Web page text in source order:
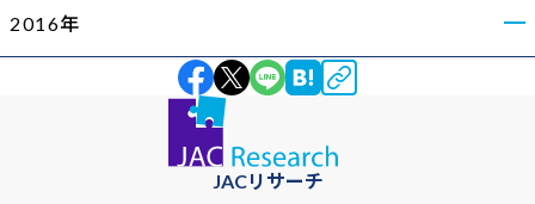
2016年
JACリサーチ